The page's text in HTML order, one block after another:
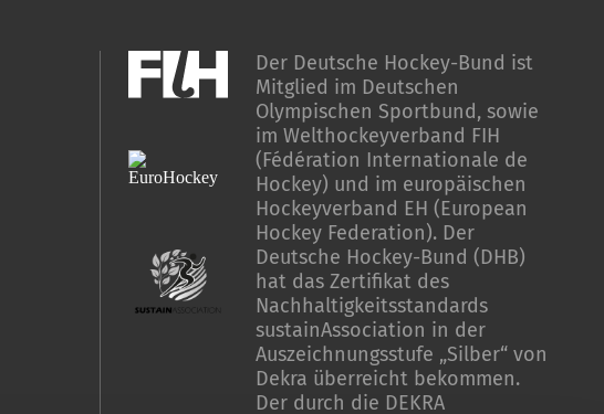
Der Deutsche Hockey-Bund ist
Mitglied im Deutschen
Olympischen Sportbund, sowie
im Welthockeyverband FIH
(Fédération Internationale de
Hockey) und im europäischen
Hockeyverband EH (European
Hockey Federation). Der
Deutsche Hockey-Bund (DHB)
hat das Zertifikat des
Nachhaltigkeitsstandards
sustainAssociation in der
Auszeichnungsstufe „Silber“ von
Dekra überreicht bekommen.
Der durch die DEKRA